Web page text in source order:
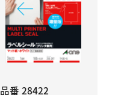
品番 28422